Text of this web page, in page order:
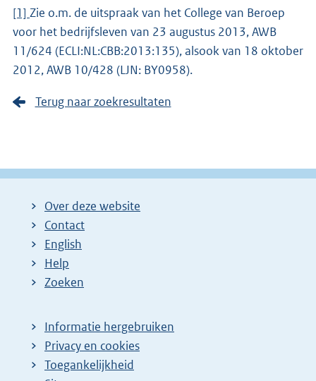
[1] Zie o.m. de uitspraak van het College van Beroep
voor het bedrijfsleven van 23 augustus 2013, AWB
11/624 (ECLI:NL:CBB:2013:135), alsook van 18 oktober
2012, AWB 10/428 (LJN: BY0958).
Terug naar zoekresultaten
Over deze website
Contact
English
Help
Zoeken
Informatie hergebruiken
Privacy en cookies
Toegankelijkheid